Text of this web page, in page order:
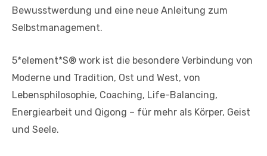
Bewusstwerdung und eine neue Anleitung zum
Selbstmanagement.
5*element*S® work ist die besondere Verbindung von
Moderne und Tradition, Ost und West, von
Lebensphilosophie, Coaching, Life-Balancing,
Energiearbeit und Qigong – für mehr als Körper, Geist
und Seele.